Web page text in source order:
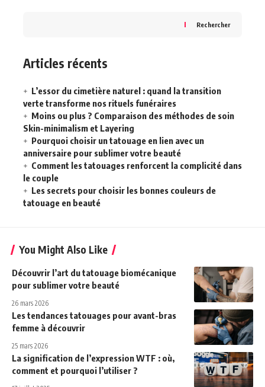
Rechercher
Articles récents
L’essor du cimetière naturel : quand la transition
verte transforme nos rituels funéraires
Moins ou plus ? Comparaison des méthodes de soin
Skin-minimalism et Layering
Pourquoi choisir un tatouage en lien avec un
anniversaire pour sublimer votre beauté
Comment les tatouages renforcent la complicité dans
le couple
Les secrets pour choisir les bonnes couleurs de
tatouage en beauté
You Might Also Like
Découvrir l’art du tatouage biomécanique
pour sublimer votre beauté
26 mars 2026
Les tendances tatouages pour avant-bras
femme à découvrir
25 mars 2026
La signification de l’expression WTF : où,
comment et pourquoi l’utiliser ?